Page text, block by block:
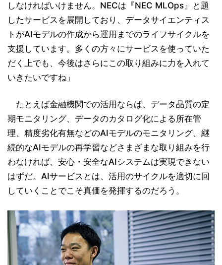
しなければいけません。NECは『NEC MLOps』と題
したサービスを展開しており、データサイエンティス
トがAIモデルの作成から運用までのライフサイクルを
支援しています。多くの方々にサービスを使っていた
だく上でも、今後はさらにこの取り組みに力を入れて
いきたいですね」
たとえば金融機関での活用ならば、データ品質の定
期モニタリング、データのカタログ化による所在管
理、精度劣化有無などのAIモデルのモニタリング、継
続的なAIモデルの再学習などさまざまな取り組みを行
わなければ、安心・安全なAIシステムは実現できない
はずだ。AIサービスとは、活用のサイクルを適切に回
していくことでこそ真価を発揮するのだろう。